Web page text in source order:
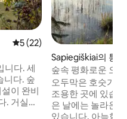
평점 5점(5점 만점), 후기 22
5 (22)
니다. 세
니다. 숲
이 완비
. 거실에
Sapiegiškiai의 통
숲속 평화로운 오
오두막은 호숫가
조용한 곳에 있습
은 날에는 놀라운
있습니다. 아늑함